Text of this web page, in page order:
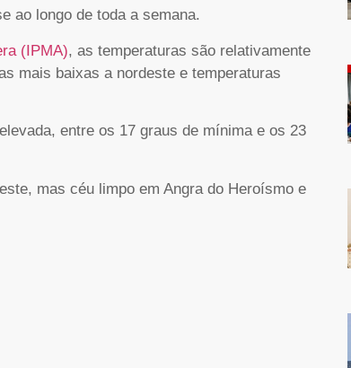
ao longo de toda a semana.
(IPMA), as temperaturas são relativamente
mais baixas a nordeste e temperaturas
entre os 17 graus de mínima e os 23
mas céu limpo em Angra do Heroísmo e